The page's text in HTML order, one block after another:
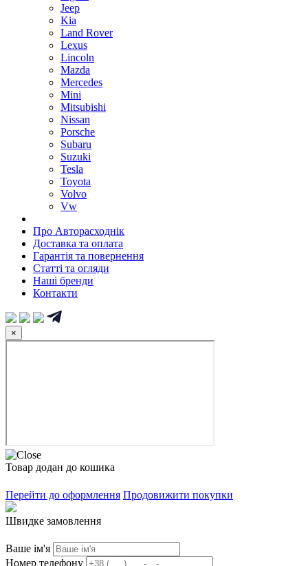
Jeep
Kia
Land Rover
Lexus
Lincoln
Mazda
Mercedes
Mini
Mitsubishi
Nissan
Porsche
Subaru
Suzuki
Tesla
Toyota
Volvo
Vw
Про Авторасходнік
Доставка та оплата
Гарантія та повернення
Статті та огляди
Наші бренди
Контакти
×
Товар додан до кошика
Перейти до оформлення Продовижити покупки
Швидке замовлення
Ваше ім'я
Номер телефону